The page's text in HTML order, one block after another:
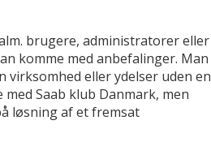
brugere, administratorer eller
komme med anbefalinger. Man
virksomhed eller ydelser uden en
Saab klub Danmark, men
løsning af et fremsat